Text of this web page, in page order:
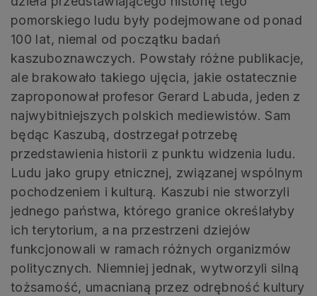
pomorskiego ludu były podejmowane od ponad
100 lat, niemal od początku badań
kaszuboznawczych. Powstały różne publikacje,
ale brakowało takiego ujęcia, jakie ostatecznie
zaproponował profesor Gerard Labuda, jeden z
najwybitniejszych polskich mediewistów. Sam
będąc Kaszubą, dostrzegał potrzebę
przedstawienia historii z punktu widzenia ludu.
Ludu jako grupy etnicznej, związanej wspólnym
pochodzeniem i kulturą. Kaszubi nie stworzyli
jednego państwa, którego granice określałyby
ich terytorium, a na przestrzeni dziejów
funkcjonowali w ramach różnych organizmów
politycznych. Niemniej jednak, wytworzyli silną
tożsamość, umacnianą przez odrębność kultury